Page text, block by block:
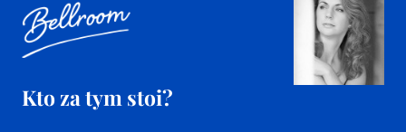
Kto za tym stoi?